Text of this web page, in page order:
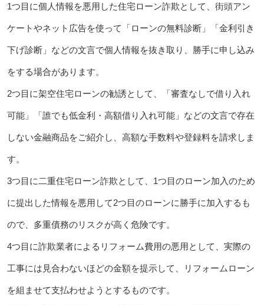
1つ目に個人情報を悪用した住宅ローン詐欺として、街頭アン
ケートやネット広告を使って「ローンの無料診断」「金利引き
下げ診断」などの文言で個人情報を抜き取り、勝手に申し込み
をする場合があります。
2つ目に架空住宅ローンの勧誘として、「審査なしで借り入れ
可能」「誰でも低金利・高額借り入れ可能」などの文言で存在
しない金融商品をご紹介し、高額な手数料や登録料を請求しま
す。
3つ目に二重住宅ローン詐欺として、1つ目のローン加入のため
に提出した情報を悪用して2つ目のローンに勝手に加入するも
ので、多重債務のリスクが高く危険です。
4つ目に詐欺業者によるリフォーム費用の悪用として、実際の
工事には見合わないほどの金額を提示して、リフォームローン
を組ませて支払わせようとするものです。